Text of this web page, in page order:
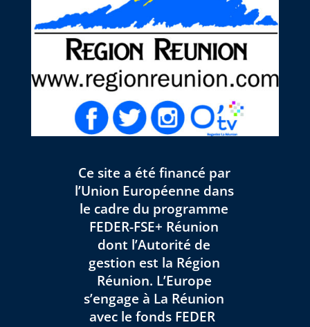
Ce site a été financé par
l’Union Européenne dans
le cadre du programme
FEDER-FSE+ Réunion
dont l’Autorité de
gestion est la Région
Réunion. L’Europe
s’engage à La Réunion
avec le fonds FEDER